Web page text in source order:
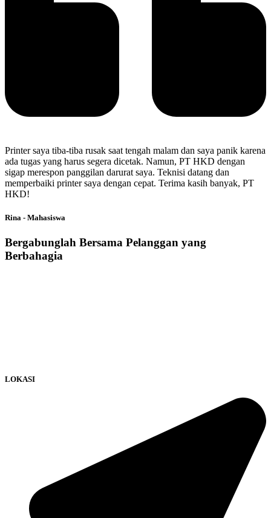
Printer saya tiba-tiba rusak saat tengah malam dan saya panik karena
ada tugas yang harus segera dicetak. Namun, PT HKD dengan
sigap merespon panggilan darurat saya. Teknisi datang dan
memperbaiki printer saya dengan cepat. Terima kasih banyak, PT
HKD!
Rina - Mahasiswa
Bergabunglah Bersama Pelanggan yang
Berbahagia
LOKASI